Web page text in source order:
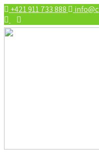
+421 911 733 888